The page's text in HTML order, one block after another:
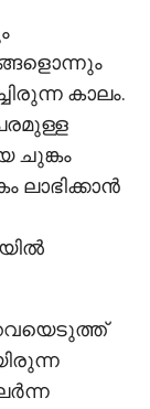
കാലം.
ചുങ്കം